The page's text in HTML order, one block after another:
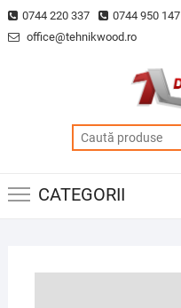
Skip
to
0744 220 337 0744 950 147
office@tehnikwood.ro
CATEGORII